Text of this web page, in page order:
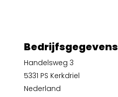
Bedrijfsgegevens
Handelsweg 3
5331 PS Kerkdriel
Nederland